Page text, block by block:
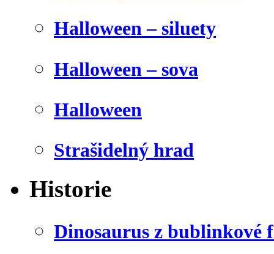
Halloween – siluety
Halloween – sova
Halloween
Strašidelný hrad
Historie
Dinosaurus z bublinkové